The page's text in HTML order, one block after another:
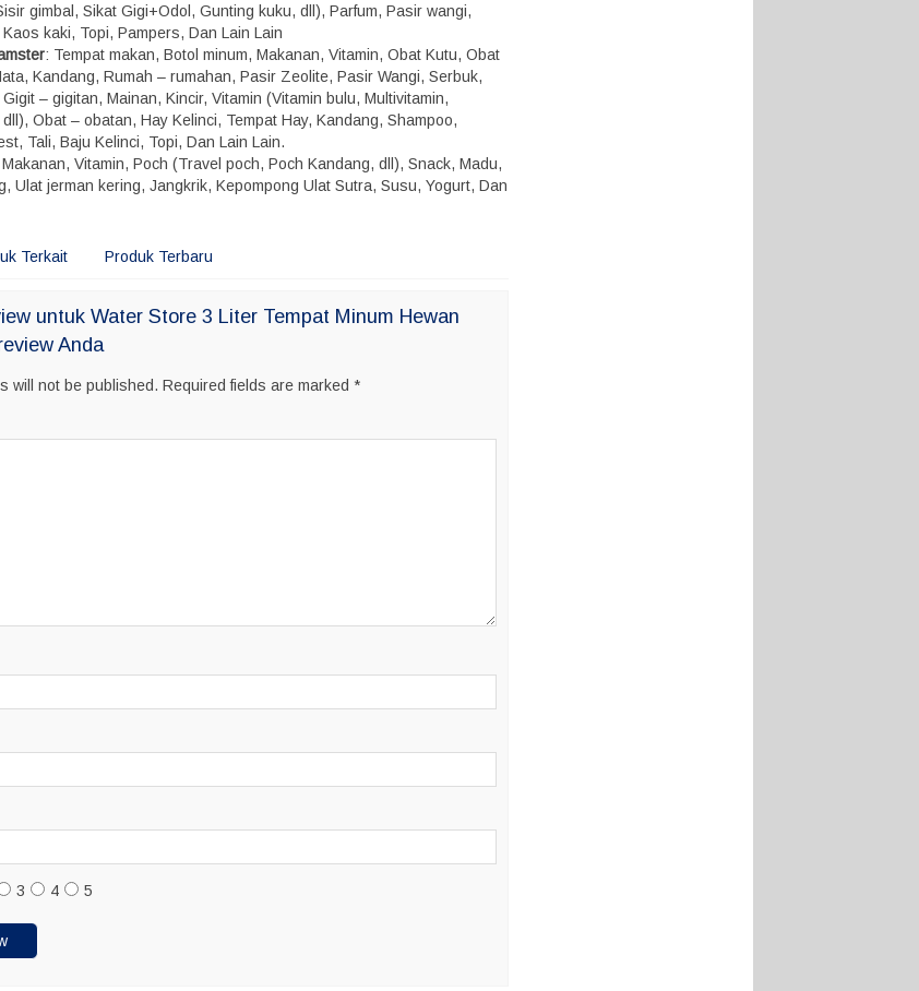
gimbal, Sikat Gigi+Odol, Gunting kuku, dll), Parfum, Pasir wangi,
kaki, Topi, Pampers, Dan Lain Lain
: Tempat makan, Botol minum, Makanan, Vitamin, Obat Kutu, Obat
Kandang, Rumah – rumahan, Pasir Zeolite, Pasir Wangi, Serbuk,
– gigitan, Mainan, Kincir, Vitamin (Vitamin bulu, Multivitamin,
Obat – obatan, Hay Kelinci, Tempat Hay, Kandang, Shampoo,
Tali, Baju Kelinci, Topi, Dan Lain Lain.
Makanan, Vitamin, Poch (Travel poch, Poch Kandang, dll), Snack, Madu,
Ulat jerman kering, Jangkrik, Kepompong Ulat Sutra, Susu, Yogurt, Dan
Terkait Produk Terbaru
untuk Water Store 3 Liter Tempat Minum Hewan
Anda
will not be published. Required fields are marked *
3 4 5